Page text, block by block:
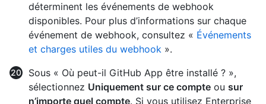
déterminent les événements de webhook
disponibles. Pour plus d’informations sur chaque
événement de webhook, consultez « Événements
et charges utiles du webhook ».
Sous « Où peut-il GitHub App être installé ? »,
sélectionnez Uniquement sur ce compte ou sur
n’importe quel compte. Si vous utilisez Enterprise